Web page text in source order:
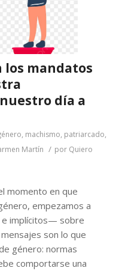
los mandatos
día a
, machismo, patriarcado,
Martín / por Quiero
momento en que
empezamos a
implícitos— sobre
son lo que
género: normas
comportarse una